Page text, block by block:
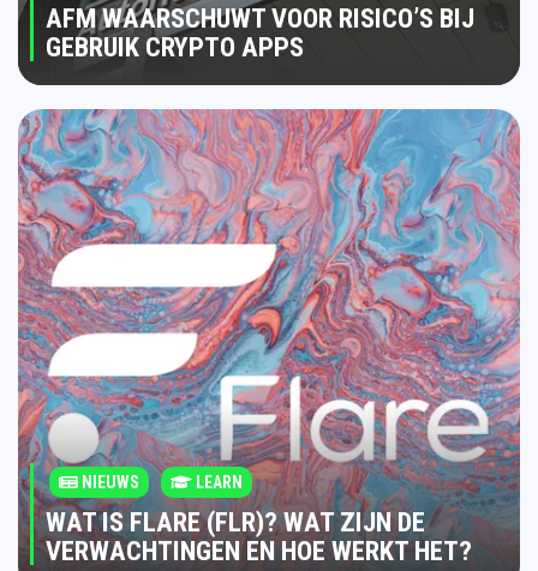
AFM WAARSCHUWT VOOR RISICO’S BIJ
GEBRUIK CRYPTO APPS
NIEUWS LEARN
WAT IS FLARE (FLR)? WAT ZIJN DE
VERWACHTINGEN EN HOE WERKT HET?